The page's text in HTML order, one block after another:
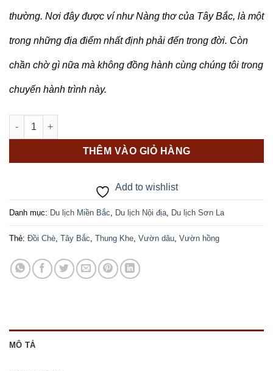
thường. Nơi đây được ví như Nàng thơ của Tây Bắc, là một
trong những địa điểm nhất định phải đến trong đời. Còn
chần chờ gì nữa mà không đồng hành cùng chúng tôi trong
chuyến hành trình này.
HÀ NỘI - MỘC CHÂU (2 NGÀY 1 ĐÊM) số lượng
THÊM VÀO GIỎ HÀNG
Add to wishlist
Danh mục: Du lịch Miền Bắc, Du lịch Nội địa, Du lịch Sơn La
Thẻ: Đồi Chè, Tây Bắc, Thung Khe, Vườn dâu, Vườn hồng
MÔ TẢ